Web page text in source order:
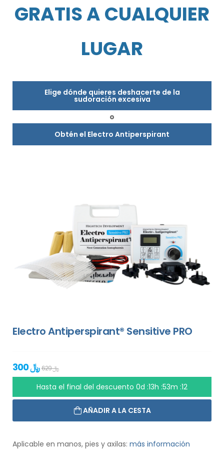
GRATIS A CUALQUIER
LUGAR
Elige dónde quieres deshacerte de la
sudoración excesiva
o
Obtén el Electro Antiperspirant
Electro Antiperspirant® Sensitive PRO
300 ﷼ 629 ﷼
Hasta el final del descuento0d :13h :53m :11
AÑADIR A LA CESTA
Aplicable en manos, pies y axilas: más información